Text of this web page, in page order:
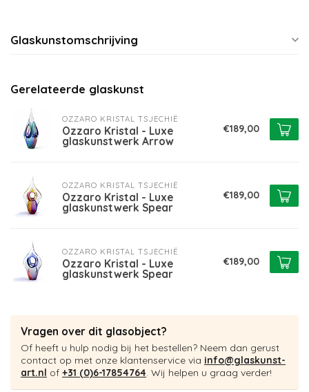
Glaskunstomschrijving
Gerelateerde glaskunst
OZZARO KRISTAL TSJECHIË
Ozzaro Kristal - Luxe
glaskunstwerk Arrow
€189,00
OZZARO KRISTAL TSJECHIË
Ozzaro Kristal - Luxe
glaskunstwerk Spear
€189,00
OZZARO KRISTAL TSJECHIË
Ozzaro Kristal - Luxe
glaskunstwerk Spear
€189,00
Vragen over dit glasobject?
Of heeft u hulp nodig bij het bestellen? Neem dan gerust
contact op met onze klantenservice via info@glaskunst-
art.nl of +31 (0)6-17854764. Wij helpen u graag verder!